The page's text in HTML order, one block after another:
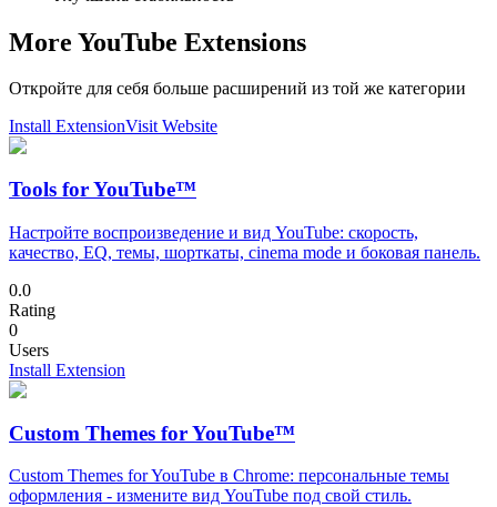
More YouTube Extensions
Откройте для себя больше расширений из той же категории
Install ExtensionVisit Website
Tools for YouTube™
Настройте воспроизведение и вид YouTube: скорость,
качество, EQ, темы, шорткаты, cinema mode и боковая панель.
0.0
Rating
0
Users
Install Extension
Custom Themes for YouTube™
Custom Themes for YouTube в Chrome: персональные темы
оформления - измените вид YouTube под свой стиль.